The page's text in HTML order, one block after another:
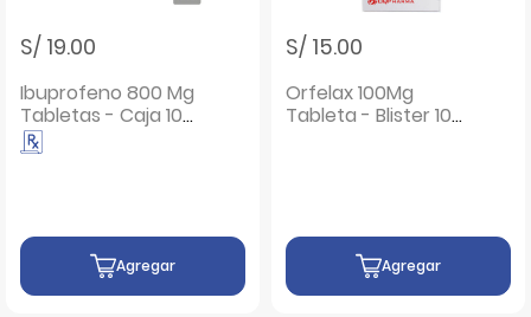
S/ 19.00
Ibuprofeno 800 Mg
Tabletas - Caja 100
UN
Agregar
S/ 15.00
Orfelax 100Mg
Tableta - Blister 10
Agregar